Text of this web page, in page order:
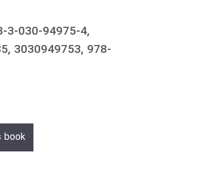
3-030-94975-4,
3030949753, 978-
book